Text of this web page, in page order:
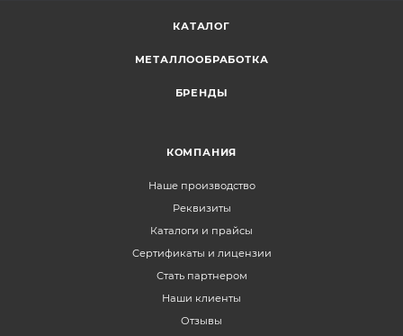
КАТАЛОГ
МЕТАЛЛООБРАБОТКА
БРЕНДЫ
КОМПАНИЯ
Наше производство
Реквизиты
Каталоги и прайсы
Сертификаты и лицензии
Стать партнером
Наши клиенты
Отзывы